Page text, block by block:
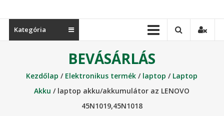
akku.com
Kategória
BEVÁSÁRLÁS
Kezdőlap / Elektronikus termék / laptop / Laptop
Akku / laptop akku/akkumulátor az LENOVO
45N1019,45N1018